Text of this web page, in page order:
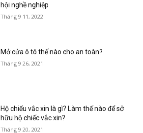
hội nghề nghiệp
Tháng 9 11, 2022
Mở cửa ô tô thế nào cho an toàn?
Tháng 9 26, 2021
Hộ chiếu vắc xin là gì? Làm thế nào để sở
hữu hộ chiếc vắc xin?
Tháng 9 20, 2021